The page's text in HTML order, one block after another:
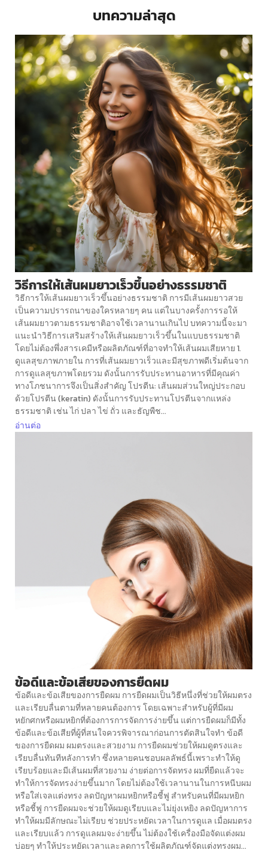
บทความล่าสุด
วิธีการให้เส้นผมยาวเร็วขึ้นอย่างธรรมชาติ
วิธีการให้เส้นผมยาวเร็วขึ้นอย่างธรรมชาติ การมีเส้นผมยาวสวย
เป็นความปรารถนาของใครหลายๆ คน แต่ในบางครั้งการรอให้
เส้นผมยาวตามธรรมชาติอาจใช้เวลานานเกินไป บทความนี้จะมา
แนะนำวิธีการเสริมสร้างให้เส้นผมยาวเร็วขึ้นในแบบธรรมชาติ
โดยไม่ต้องพึ่งสารเคมีหรือผลิตภัณฑ์ที่อาจทำให้เส้นผมเสียหาย 1.
ดูแลสุขภาพภายใน การที่เส้นผมยาวเร็วและมีสุขภาพดีเริ่มต้นจาก
การดูแลสุขภาพโดยรวม ดังนั้นการรับประทานอาหารที่มีคุณค่า
ทางโภชนาการจึงเป็นสิ่งสำคัญ โปรตีน: เส้นผมส่วนใหญ่ประกอบ
ด้วยโปรตีน (keratin) ดังนั้นการรับประทานโปรตีนจากแหล่ง
ธรรมชาติ เช่น ไก่ ปลา ไข่ ถั่ว และธัญพืช...
อ่านต่อ
ข้อดีและข้อเสียของการยืดผม
ข้อดีและข้อเสียของการยืดผม การยืดผมเป็นวิธีหนึ่งที่ช่วยให้ผมตรง
และเรียบลื่นตามที่หลายคนต้องการ โดยเฉพาะสำหรับผู้ที่มีผม
หยักศกหรือผมหยิกที่ต้องการการจัดการง่ายขึ้น แต่การยืดผมก็มีทั้ง
ข้อดีและข้อเสียที่ผู้ที่สนใจควรพิจารณาก่อนการตัดสินใจทำ ข้อดี
ของการยืดผม ผมตรงและสวยงาม การยืดผมช่วยให้ผมดูตรงและ
เรียบลื่นทันทีหลังการทำ ซึ่งหลายคนชอบผลลัพธ์นี้เพราะทำให้ดู
เรียบร้อยและมีเส้นผมที่สวยงาม ง่ายต่อการจัดทรง ผมที่ยืดแล้วจะ
ทำให้การจัดทรงง่ายขึ้นมาก โดยไม่ต้องใช้เวลานานในการหนีบผม
หรือใส่เจลแต่งทรง ลดปัญหาผมหยิกหรือชี้ฟู สำหรับคนที่มีผมหยิก
หรือชี้ฟู การยืดผมจะช่วยให้ผมดูเรียบและไม่ยุ่งเหยิง ลดปัญหาการ
ทำให้ผมมีลักษณะไม่เรียบ ช่วยประหยัดเวลาในการดูแล เมื่อผมตรง
และเรียบแล้ว การดูแลผมจะง่ายขึ้น ไม่ต้องใช้เครื่องมือจัดแต่งผม
บ่อยๆ ทำให้ประหยัดเวลาและลดการใช้ผลิตภัณฑ์จัดแต่งทรงผม...